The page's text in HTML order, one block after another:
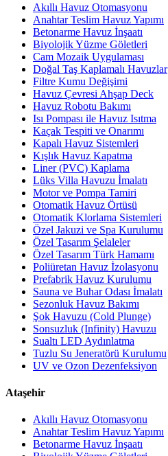
Akıllı Havuz Otomasyonu
Anahtar Teslim Havuz Yapımı
Betonarme Havuz İnşaatı
Biyolojik Yüzme Göletleri
Cam Mozaik Uygulaması
Doğal Taş Kaplamalı Havuzlar
Filtre Kumu Değişimi
Havuz Çevresi Ahşap Deck
Havuz Robotu Bakımı
Isı Pompası ile Havuz Isıtma
Kaçak Tespiti ve Onarımı
Kapalı Havuz Sistemleri
Kışlık Havuz Kapatma
Liner (PVC) Kaplama
Lüks Villa Havuzu İmalatı
Motor ve Pompa Tamiri
Otomatik Havuz Örtüsü
Otomatik Klorlama Sistemleri
Özel Jakuzi ve Spa Kurulumu
Özel Tasarım Şelaleler
Özel Tasarım Türk Hamamı
Poliüretan Havuz İzolasyonu
Prefabrik Havuz Kurulumu
Sauna ve Buhar Odası İmalatı
Sezonluk Havuz Bakımı
Şok Havuzu (Cold Plunge)
Sonsuzluk (Infinity) Havuzu
Sualtı LED Aydınlatma
Tuzlu Su Jeneratörü Kurulumu
UV ve Ozon Dezenfeksiyon
Ataşehir
Akıllı Havuz Otomasyonu
Anahtar Teslim Havuz Yapımı
Betonarme Havuz İnşaatı